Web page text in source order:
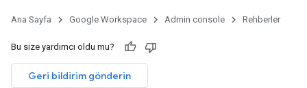
Ana Sayfa Google Workspace Admin console Rehberler
Bu size yardımcı oldu mu?
Geri bildirim gönderin